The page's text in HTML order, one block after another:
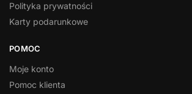
Polityka prywatności
Karty podarunkowe
POMOC
Moje konto
Pomoc klienta